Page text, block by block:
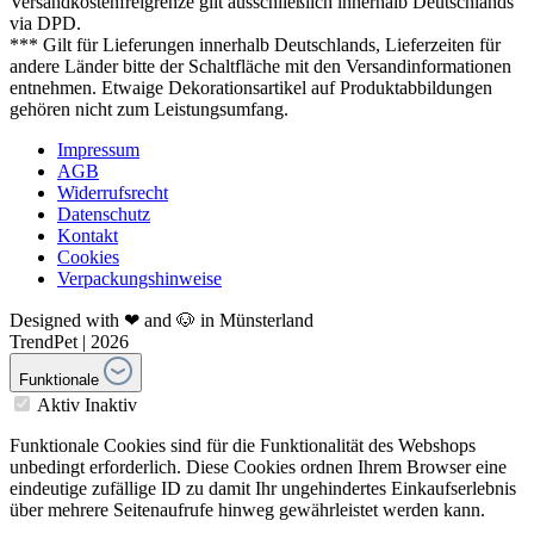
via DPD.
*** Gilt für Lieferungen innerhalb Deutschlands, Lieferzeiten für
andere Länder bitte der Schaltfläche mit den Versandinformationen
entnehmen. Etwaige Dekorationsartikel auf Produktabbildungen
gehören nicht zum Leistungsumfang.
Impressum
AGB
Widerrufsrecht
Datenschutz
Kontakt
Cookies
Verpackungshinweise
Designed with ❤ and 🐶 in Münsterland
TrendPet | 2026
Funktionale
Aktiv Inaktiv
Funktionale Cookies sind für die Funktionalität des Webshops
unbedingt erforderlich. Diese Cookies ordnen Ihrem Browser eine
eindeutige zufällige ID zu damit Ihr ungehindertes Einkaufserlebnis
über mehrere Seitenaufrufe hinweg gewährleistet werden kann.